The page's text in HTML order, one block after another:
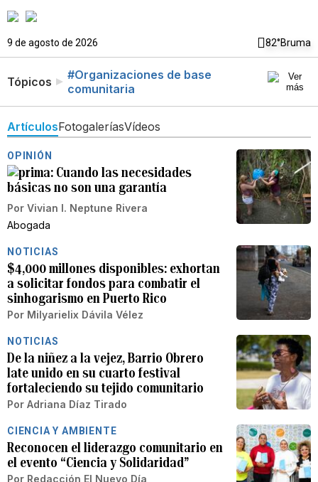
9 de agosto de 2026 82°Bruma
Tópicos
#Organizaciones de base
comunitaria
ArtículosFotogaleríasVídeos
OPINIÓN
Cuando las necesidades
básicas no son una garantía
Por Vivian I. Neptune Rivera
Abogada
NOTICIAS
$4,000 millones disponibles: exhortan
a solicitar fondos para combatir el
sinhogarismo en Puerto Rico
Por Milyarielix Dávila Vélez
NOTICIAS
De la niñez a la vejez, Barrio Obrero
late unido en su cuarto festival
fortaleciendo su tejido comunitario
Por Adriana Díaz Tirado
CIENCIA Y AMBIENTE
Reconocen el liderazgo comunitario en
el evento “Ciencia y Solidaridad”
Por Redacción El Nuevo Día